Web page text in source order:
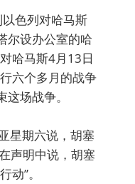
色列对哈马斯
尔设办公室的哈
哈马斯4月13日
六个多月的战争
场战争。
星期六说，胡塞
声明中说，胡塞
”。